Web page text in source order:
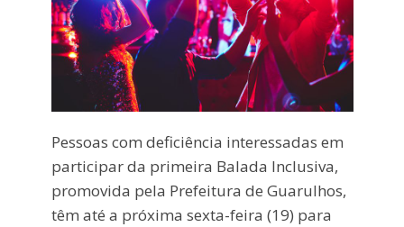
Pessoas com deficiência interessadas em
participar da primeira Balada Inclusiva,
promovida pela Prefeitura de Guarulhos,
têm até a próxima sexta-feira (19) para